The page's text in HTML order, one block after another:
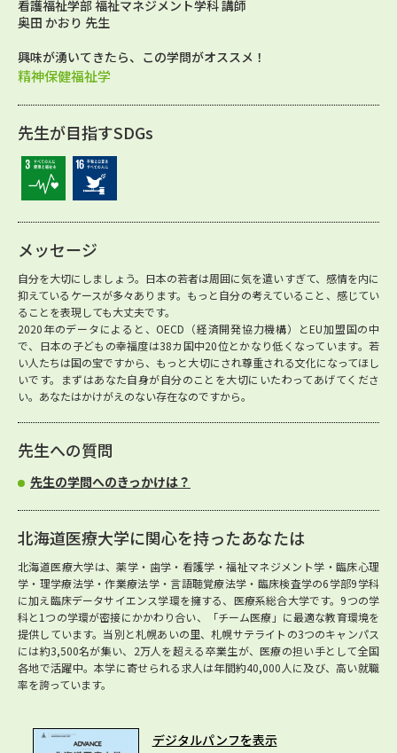
看護福祉学部 福祉マネジメント学科 講師
奥田 かおり 先生
興味が湧いてきたら、この学問がオススメ！
精神保健福祉学
先生が目指すSDGs
メッセージ
自分を大切にしましょう。日本の若者は周囲に気を遣いすぎて、感情を内に
抑えているケースが多々あります。もっと自分の考えていること、感じてい
ることを表現しても大丈夫です。
2020年のデータによると、OECD（経済開発協力機構）とEU加盟国の中
で、日本の子どもの幸福度は38カ国中20位とかなり低くなっています。若
い人たちは国の宝ですから、もっと大切にされ尊重される文化になってほし
いです。まずはあなた自身が自分のことを大切にいたわってあげてくださ
い。あなたはかけがえのない存在なのですから。
先生への質問
先生の学問へのきっかけは？
北海道医療大学に関心を持ったあなたは
北海道医療大学は、薬学・歯学・看護学・福祉マネジメント学・臨床心理
学・理学療法学・作業療法学・言語聴覚療法学・臨床検査学の6学部9学科
に加え臨床データサイエンス学環を擁する、医療系総合大学です。9つの学
科と1つの学環が密接にかかわり合い、「チーム医療」に最適な教育環境を
提供しています。当別と札幌あいの里、札幌サテライトの3つのキャンパス
には約3,500名が集い、2万人を超える卒業生が、医療の担い手として全国
各地で活躍中。本学に寄せられる求人は年間約40,000人に及び、高い就職
率を誇っています。
デジタルパンフを表示